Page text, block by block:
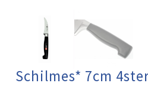
Schilmes* 7cm